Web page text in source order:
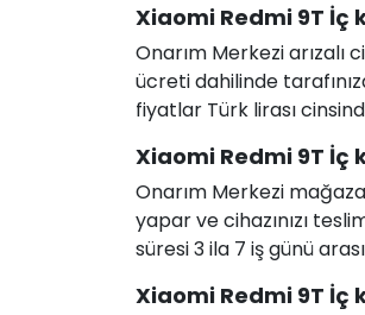
Xiaomi Redmi 9T İç
Onarım Merkezi
ücreti dahilinde
fiyatlar Türk lirası
Xiaomi Redmi 9T İç
Onarım Merkezi
yapar ve cihazınızı
süresi 3 ila 7 iş günü
Xiaomi Redmi 9T İç